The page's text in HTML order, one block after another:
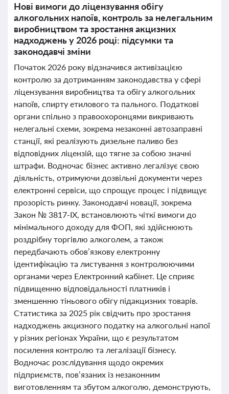
Нові вимоги до ліцензування обігу
алкогольних напоїв, контроль за нелегальним
виробництвом та зростання акцизних
надходжень у 2026 році: підсумки та
законодавчі зміни
Початок 2026 року відзначився активізацією
контролю за дотриманням законодавства у сфері
ліцензування виробництва та обігу алкогольних
напоїв, спирту етилового та пального. Податкові
органи спільно з правоохоронцями викривають
нелегальні схеми, зокрема незаконні автозаправні
станції, які реалізують дизельне паливо без
відповідних ліцензій, що тягне за собою значні
штрафи. Водночас бізнес активно легалізує свою
діяльність, отримуючи дозвільні документи через
електронні сервіси, що спрощує процес і підвищує
прозорість ринку. Законодавчі новації, зокрема
Закон № 3817-ІХ, встановлюють чіткі вимоги до
мінімального доходу для ФОП, які здійснюють
роздрібну торгівлю алкоголем, а також
передбачають обов’язкову електронну
ідентифікацію та листування з контролюючими
органами через Електронний кабінет. Це сприяє
підвищенню відповідальності платників і
зменшенню тіньового обігу підакцизних товарів.
Статистика за 2025 рік свідчить про зростання
надходжень акцизного податку на алкогольні напої
у різних регіонах України, що є результатом
посилення контролю та легалізації бізнесу.
Водночас розслідування щодо окремих
підприємств, пов’язаних із незаконним
виготовленням та збутом алкоголю, демонструють,